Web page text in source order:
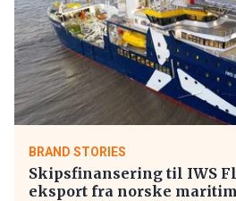
BRAND STORIES
Skipsfinansering til IWS
eksport fra norske